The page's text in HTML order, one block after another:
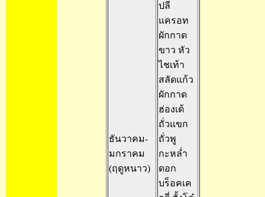
ธันวาคม-
มกราคม
(ฤดูหนาว)
ปลี
แครอท
ผักกาด
ขาว หัว
ไชเท้า
สลัดแก้ว
ผักกาด
ฮ่องเต้
ถั่วแขก
ถั่วพู
กะหล่ำ
ดอก
บร็อคเค